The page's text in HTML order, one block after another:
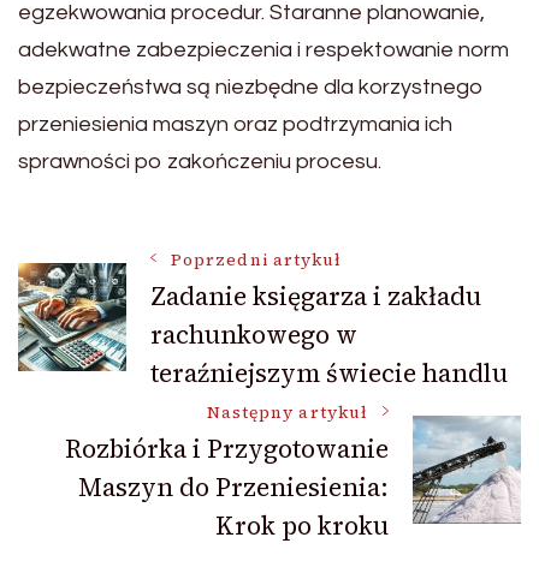
egzekwowania procedur. Staranne planowanie,
adekwatne zabezpieczenia i respektowanie norm
bezpieczeństwa są niezbędne dla korzystnego
przeniesienia maszyn oraz podtrzymania ich
sprawności po zakończeniu procesu.
Nawigacja
wpisu
Poprzedni artykuł
Zadanie księgarza i zakładu
rachunkowego w
teraźniejszym świecie handlu
Następny artykuł
Rozbiórka i Przygotowanie
Maszyn do Przeniesienia:
Krok po kroku